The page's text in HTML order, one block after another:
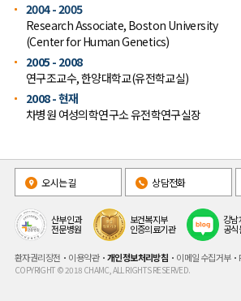
2004 - 2005
Research Associate, Boston University
(Center for Human Genetics)
2005 - 2008
연구조교수, 한양대학교(유전학교실)
2008 - 현재
차병원 여성의학연구소 유전학연구실장
오시는길 상담전화
산부인과
전문병원
보건복지부
인증의료기관
강남
공
환자권리장전 이용약관 개인정보처리방침 이메일 수집거부
COPYRIGHT © 2018 CHAMC, ALL RIGHTS RESERVED.